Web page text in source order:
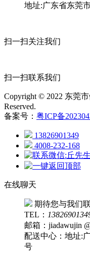
地址:广东省东莞
扫一扫关注我们
扫一扫联系我们
Copyright © 2022 东莞
Reserved.
备案号： 粤ICP备
13826901349
4008-232-168
在线聊天
期待您与我们
TEL：
邮箱：jiadawujin
配送中心：地址:
号